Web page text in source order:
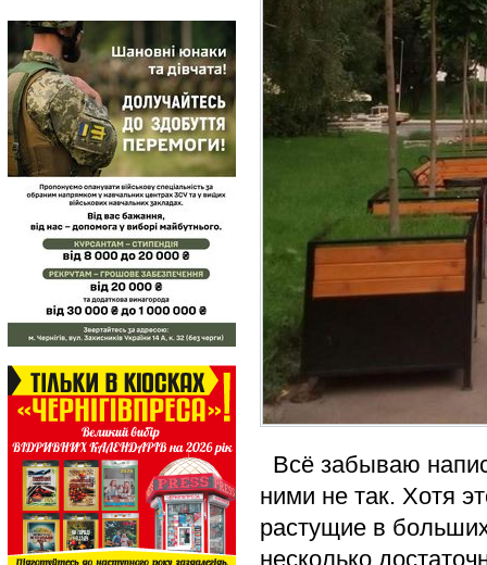
Всё забываю
ними не так. Хотя
растущие в
несколько